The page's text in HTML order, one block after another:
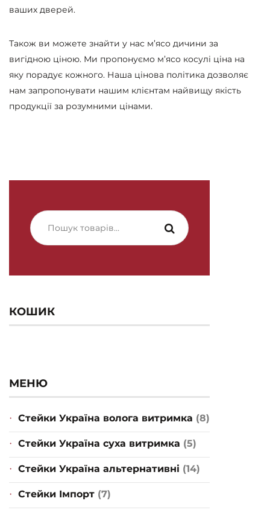
ваших дверей.
Також ви можете знайти у нас м’ясо дичини за
вигідною ціною. Ми пропонуємо м’ясо косулі ціна на
яку порадує кожного. Наша цінова політика дозволяє
нам запропонувати нашим клієнтам найвищу якість
продукції за розумними цінами.
Шукати:
КОШИК
МЕНЮ
Стейки Україна волога витримка (8)
Стейки Україна суха витримка (5)
Стейки Україна альтернативні (14)
Стейки Імпорт (7)